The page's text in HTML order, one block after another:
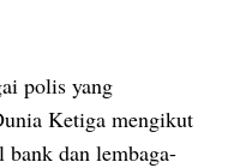
polis yang
Ketiga mengikut
bank dan lembaga-